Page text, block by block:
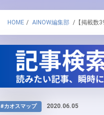
HOME / AINOW編集部 /【掲載数
#カオスマップ 2020.06.05